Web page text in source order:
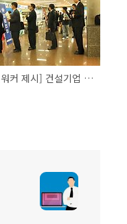
[건설워커 제시] 건설기업 성공취업전략 5계명…'건설통 인재' 어필하라